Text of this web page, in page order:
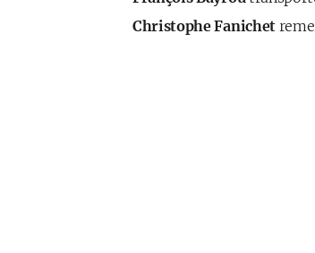
Christophe Fanichet